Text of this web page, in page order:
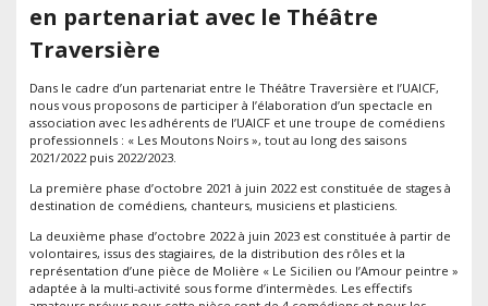
en partenariat avec le Théâtre
Traversière
Dans le cadre d’un partenariat entre le Théâtre Traversière et l’UAICF,
nous vous proposons de participer à l’élaboration d’un spectacle en
association avec les adhérents de l’UAICF et une troupe de comédiens
professionnels : « Les Moutons Noirs », tout au long des saisons
2021/2022 puis 2022/2023.
La première phase d’octobre 2021 à juin 2022 est constituée de stages à
destination de comédiens, chanteurs, musiciens et plasticiens.
La deuxième phase d’octobre 2022 à juin 2023 est constituée à partir de
volontaires, issus des stagiaires, de la distribution des rôles et la
représentation d’une pièce de Molière « Le Sicilien ou l’Amour peintre »
adaptée à la multi-activité sous forme d’intermèdes. Les effectifs